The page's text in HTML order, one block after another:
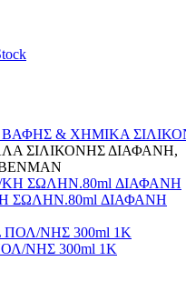
ΒΑΦΗΣ & ΧΗΜΙΚΑ
ΣΙΛΙΚΟΝΗΣ ΔΙΑΦΑΝΗ,
ΣΩΛΗΝ.80ml ΔΙΑΦΑΝΗ
ΝΗΣ 300ml 1Κ